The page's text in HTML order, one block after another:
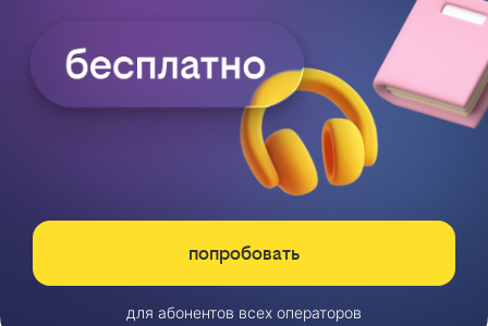
попробовать
для абонентов всех операторов